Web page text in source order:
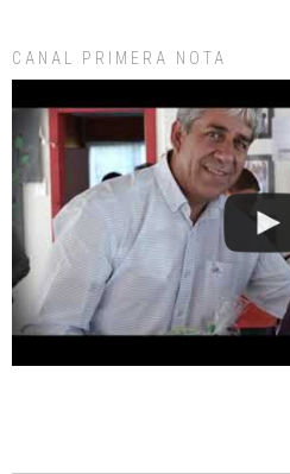
CANAL PRIMERA NOTA